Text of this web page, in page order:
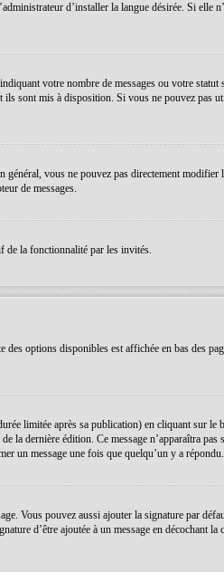
d’installer la langue désirée. Si elle
votre nombre de messages ou votre
sont mis à disposition. Si vous ne pouvez pas
vous ne pouvez pas directement modifier
de messages.
de la fonctionnalité par les invités.
options disponibles est affichée en bas des
limitée après sa publication) en cliquant sur le
la dernière édition. Ce message n’apparaîtra
un message une fois que quelqu’un y a répondu.
Vous pouvez aussi ajouter la signature par
d’être ajoutée à un message en décochant la